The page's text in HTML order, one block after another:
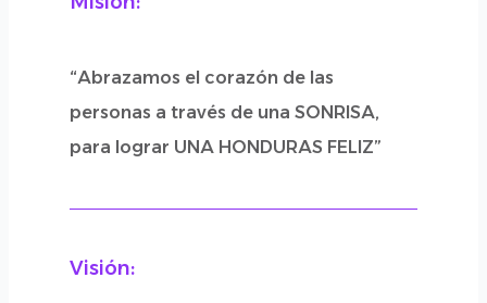
“Abrazamos el corazón de las
personas a través de una SONRISA,
para lograr UNA HONDURAS FELIZ”
Visión: